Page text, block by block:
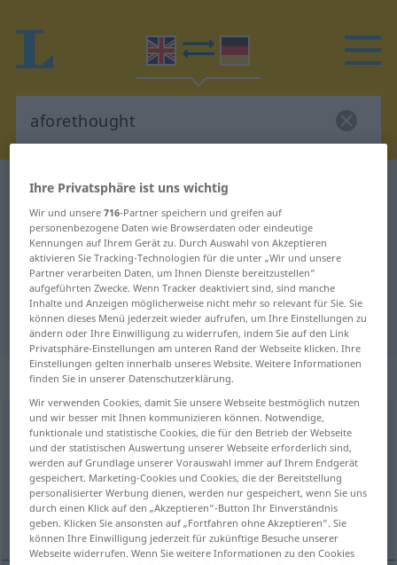
Englisch-Deutsch Wörterbuch
Englisch-Deutsch Übersetzung für
"aforethought"
"aforethought" Deutsch
Übersetzung
„aforethought“: adjective
aforethought adj
Übersicht aller Übersetzungen
(Für mehr Details die Übersetzung anklicken/antippen)
vorbedacht
Ihre Privatsphäre ist uns wichtig
Wir und unsere716-Partner speichern und greifen auf
personenbezogene Daten wie Browserdaten oder eindeutige
Kennungen auf Ihrem Gerät zu. Durch Auswahl von Akzeptieren
aktivieren Sie Tracking-Technologien für die unter „Wir und unsere
Partner verarbeiten Daten, um Ihnen Dienste bereitzustellen“
aufgeführten Zwecke. Wenn Tracker deaktiviert sind, sind manche
Inhalte und Anzeigen möglicherweise nicht mehr so relevant für Sie. Sie
können dieses Menü jederzeit wieder aufrufen, um Ihre Einstellungen zu
ändern oder Ihre Einwilligung zu widerrufen, indem Sie auf den Link
Privatsphäre-Einstellungen am unteren Rand der Webseite klicken. Ihre
Einstellungen gelten innerhalb unseres Website. Weitere Informationen
finden Sie in unserer Datenschutzerklärung.
Wir verwenden Cookies, damit Sie unsere Webseite bestmöglich nutzen
und wir besser mit Ihnen kommunizieren können. Notwendige,
funktionale und statistische Cookies, die für den Betrieb der Webseite
und der statistischen Auswertung unserer Webseite erforderlich sind,
werden auf Grundlage unserer Vorauswahl immer auf Ihrem Endgerät
gespeichert. Marketing-Cookies und Cookies, die der Bereitstellung
personalisierter Werbung dienen, werden nur gespeichert, wenn Sie uns
durch einen Klick auf den „Akzeptieren“-Button Ihr Einverständnis
geben. Klicken Sie ansonsten auf „Fortfahren ohne Akzeptieren“. Sie
können Ihre Einwilligung jederzeit für zukünftige Besuche unserer
Webseite widerrufen. Wenn Sie weitere Informationen zu den Cookies